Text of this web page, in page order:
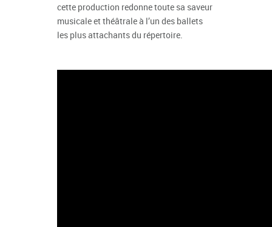
cette production redonne toute sa saveur
musicale et théâtrale à l’un des ballets
les plus attachants du répertoire.